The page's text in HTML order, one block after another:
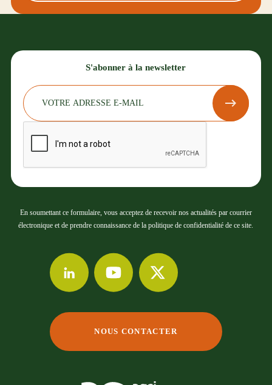
S'abonner à la newsletter
En soumettant ce formulaire, vous acceptez de recevoir nos actualités par courrier
électronique et de prendre connaissance de la politique de confidentialité de ce site.
NOUS CONTACTER